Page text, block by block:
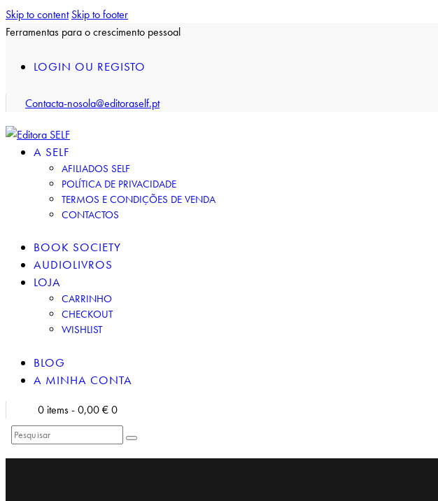
Skip to content Skip to footer
Ferramentas para o crescimento pessoal
LOGIN OU REGISTO
Contacta-nosola@editoraself.pt
A SELF
AFILIADOS SELF
POLÍTICA DE PRIVACIDADE
TERMOS E CONDIÇÕES DE VENDA
CONTACTOS
BOOK SOCIETY
AUDIOLIVROS
LOJA
CARRINHO
CHECKOUT
WISHLIST
BLOG
A MINHA CONTA
0 items-0,00 €0